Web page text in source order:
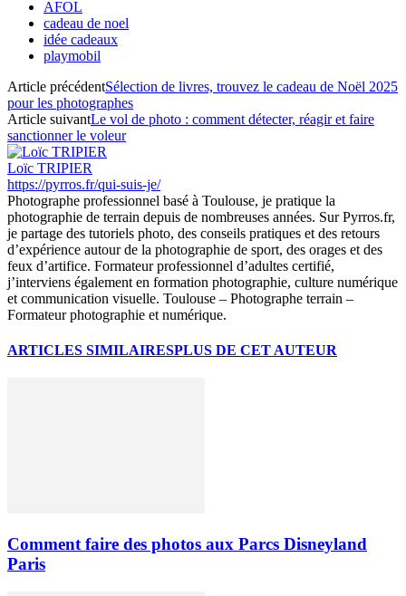
AFOL
cadeau de noel
idée cadeaux
playmobil
Article précédentSélection de livres, trouvez le cadeau de Noël 2025
pour les photographes
Article suivantLe vol de photo : comment détecter, réagir et faire
sanctionner le voleur
Loïc TRIPIER
https://pyrros.fr/qui-suis-je/
Photographe professionnel basé à Toulouse, je pratique la
photographie de terrain depuis de nombreuses années. Sur Pyrros.fr,
je partage des tutoriels photo, des conseils pratiques et des retours
d’expérience autour de la photographie de sport, des orages et des
feux d’artifice. Formateur professionnel d’adultes certifié,
j’interviens également en formation photographie, culture numérique
et communication visuelle. Toulouse – Photographe terrain –
Formateur photographie et numérique.
ARTICLES SIMILAIRESPLUS DE CET AUTEUR
Comment faire des photos aux Parcs Disneyland
Paris